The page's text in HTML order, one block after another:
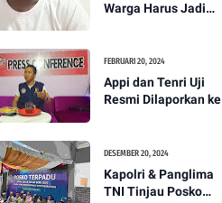
Warga Harus Jadi
FEBRUARI 20, 2024
Appi dan Tenri Uji
Resmi Dilaporkan ke
DESEMBER 20, 2024
Kapolri & Panglima
TNI Tinjau Posko